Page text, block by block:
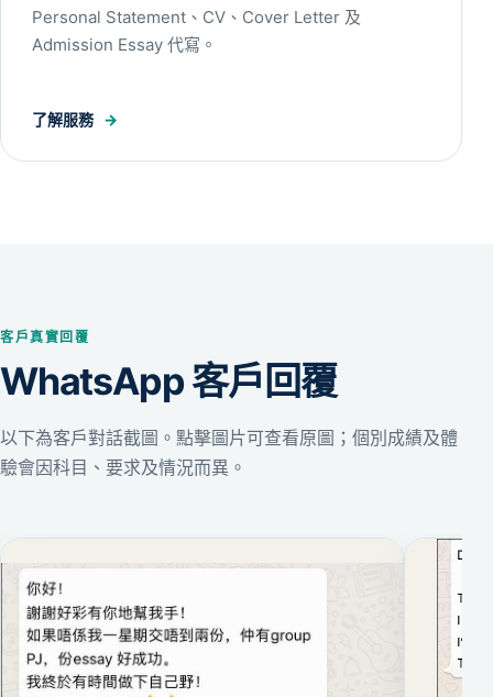
Personal Statement、CV、Cover Letter 及
Admission Essay 代寫。
了解服務 →
客戶真實回覆
WhatsApp 客戶回覆
以下為客戶對話截圖。點擊圖片可查看原圖；個別成績及體
驗會因科目、要求及情況而異。